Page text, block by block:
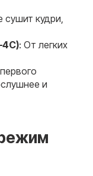
сушит кудри,
: От легких
и